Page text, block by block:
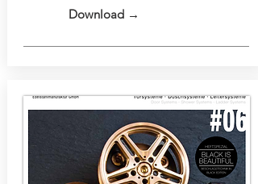
Download →